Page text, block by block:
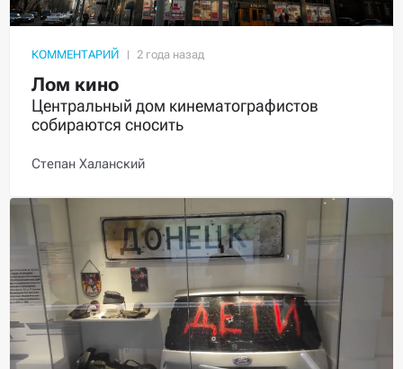
КОММЕНТАРИЙ
Лом кино
Центральный дом кинематографистов
собираются сносить
Степан Халанский